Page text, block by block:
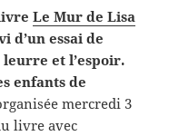
Le Mur de Lisa
d’un essai de
et l’espoir.
enfants de
mercredi 3
livre avec